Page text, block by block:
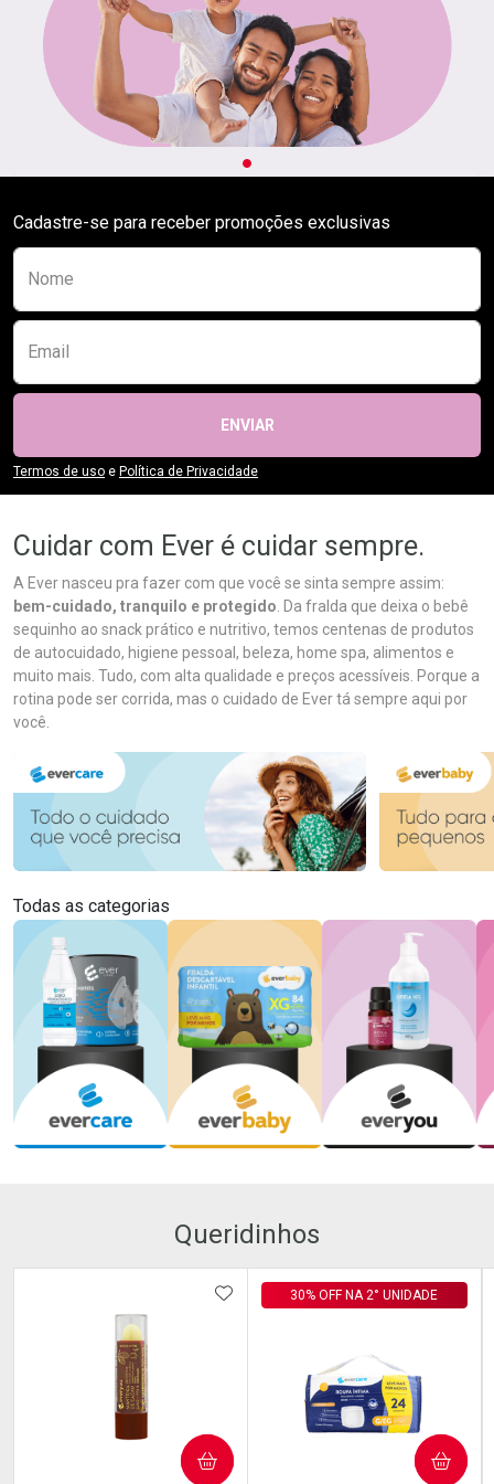
Cadastre-se para receber promoções exclusivas
Preencha o formulário abaixo para se
Nome
Email
ENVIAR
Termos de uso e Política de Privacidade
Cuidar com Ever é cuidar sempre.
A Ever nasceu pra fazer com que você se sinta sempre assim:
bem-cuidado, tranquilo e protegido . Da fralda que deixa o bebê
sequinho ao snack prático e nutritivo, temos centenas de produtos
de autocuidado, higiene pessoal, beleza, home spa, alimentos e
muito mais. Tudo, com alta qualidade e preços acessíveis. Porque a
rotina pode ser corrida, mas o cuidado de Ever tá sempre aqui por
você.
Todas as categorias
Queridinhos
ADICIONAR AOS FAVORITOS
COMPRAR
30% OFF NA 2° UNIDADE
COMPRAR